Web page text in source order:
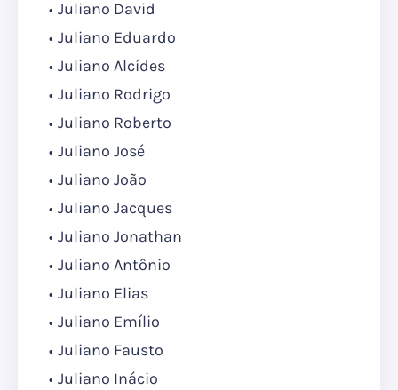
Juliano David
Juliano Eduardo
Juliano Alcídes
Juliano Rodrigo
Juliano Roberto
Juliano José
Juliano João
Juliano Jacques
Juliano Jonathan
Juliano Antônio
Juliano Elias
Juliano Emílio
Juliano Fausto
Juliano Inácio